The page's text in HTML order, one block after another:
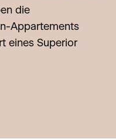
die
Appartements
eines Superior